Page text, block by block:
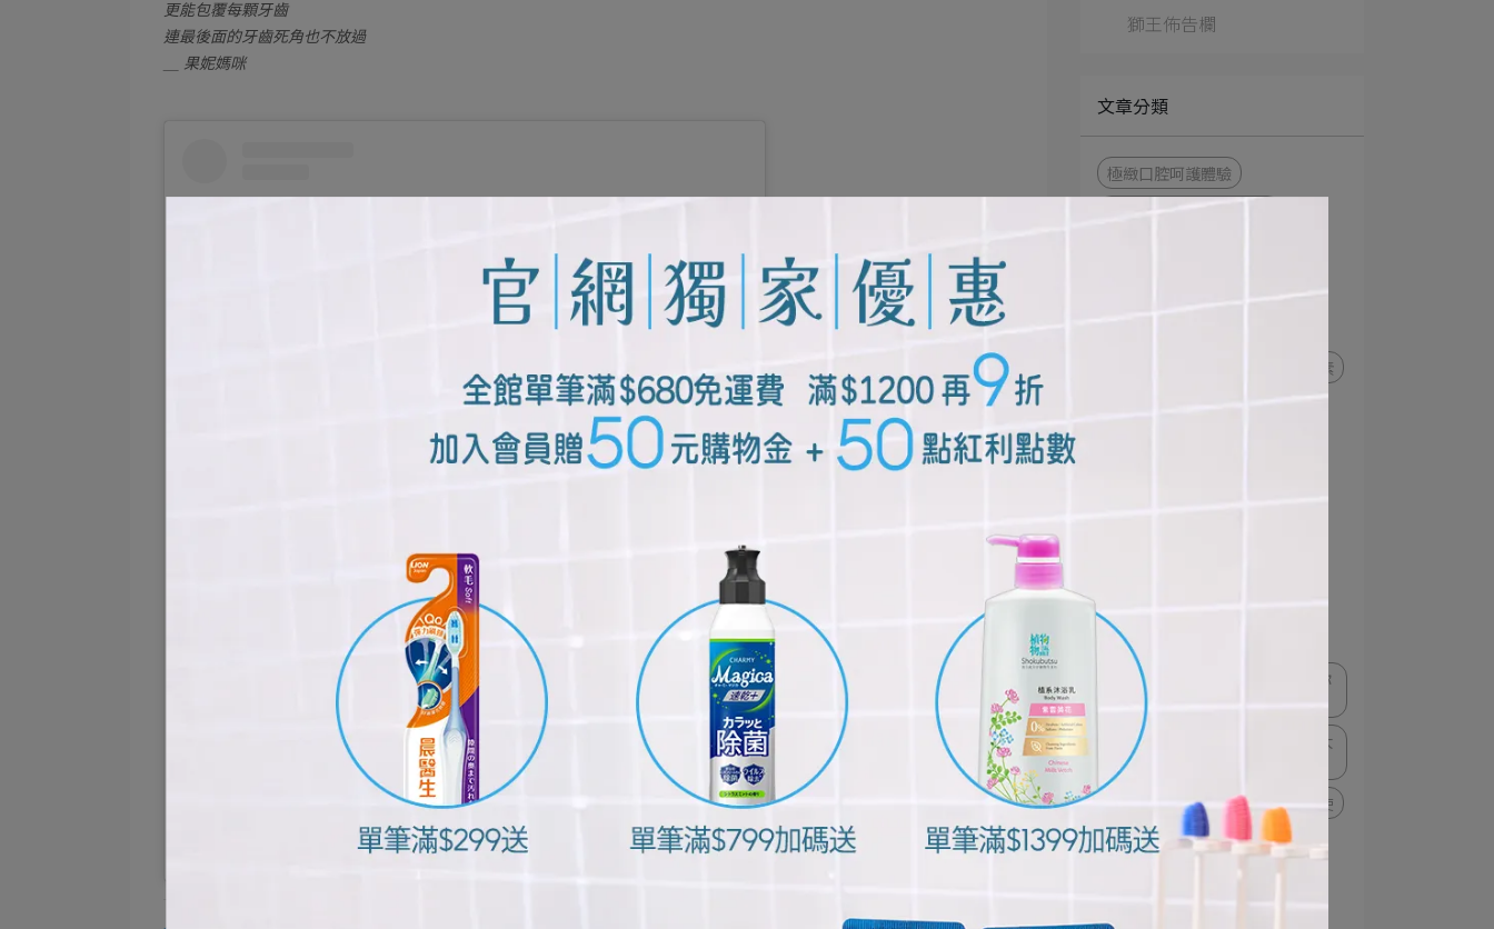
更能包覆每顆牙齒
連最後面的牙齒死角也不放過
＿ 果妮媽咪
果妮媽咪的育兒小日子（@guoniandguorou）分享的貼文
獅王佈告欄
文章分類
極緻口腔呵護體驗
細潔適齦佳極緻8效系列
日本先進萃取酵素
PAIR試用大隊
獅王趣淨超萌貓掌泡泡壓頭陪你
養成洗手好習慣
固齒佳PRO極淨舒齦牙刷體驗大
Charmy Magica洗潔精體驗大使
大人系淨痘双對策
#給敏弱肌的療癒洗手時光